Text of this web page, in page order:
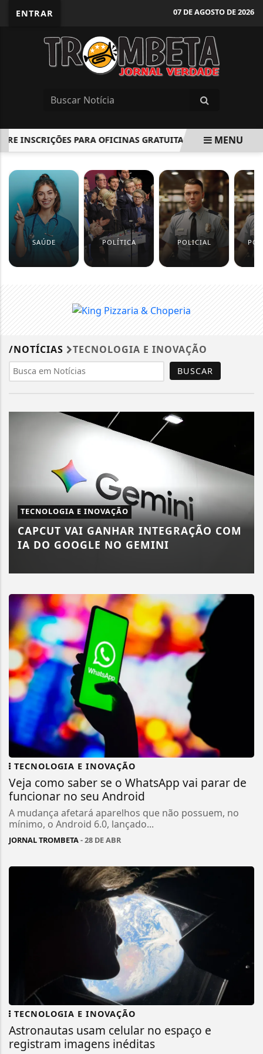
ENTRAR 07 DE AGOSTO DE 2026
INSCRIÇÕES PARA OFICINAS GRATUITAS DE LIBRASMENU
SAÚDE POLÍTICA POLICIAL
/NOTÍCIAS TECNOLOGIA E INOVAÇÃO
BUSCAR
TECNOLOGIA E INOVAÇÃO
CAPCUT VAI GANHAR INTEGRAÇÃO COM
IA DO GOOGLE NO GEMINI
TECNOLOGIA E INOVAÇÃO
Veja como saber se o WhatsApp vai parar de
funcionar no seu Android
A mudança afetará aparelhos que não possuem, no
mínimo, o Android 6.0, lançado...
JORNAL TROMBETA- 28 DE ABR
TECNOLOGIA E INOVAÇÃO
Astronautas usam celular no espaço e
registram imagens inéditas